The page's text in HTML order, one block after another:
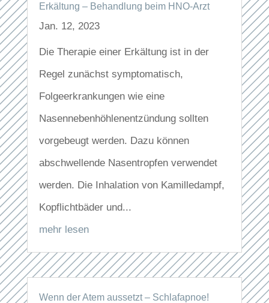
Erkältung – Behandlung beim HNO-Arzt
Jan. 12, 2023
Die Therapie einer Erkältung ist in der
Regel zunächst symptomatisch,
Folgeerkrankungen wie eine
Nasennebenhöhlenentzündung sollten
vorgebeugt werden. Dazu können
abschwellende Nasentropfen verwendet
werden. Die Inhalation von Kamilledampf,
Kopflichtbäder und...
mehr lesen
Wenn der Atem aussetzt – Schlafapnoe!